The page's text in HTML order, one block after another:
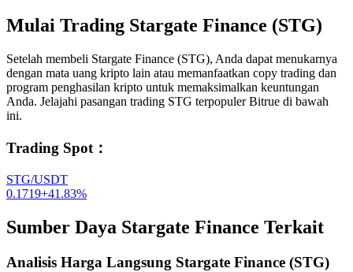
Mulai Trading Stargate Finance (STG)
Setelah membeli Stargate Finance (STG), Anda dapat menukarnya
dengan mata uang kripto lain atau memanfaatkan copy trading dan
program penghasilan kripto untuk memaksimalkan keuntungan
Anda. Jelajahi pasangan trading STG terpopuler Bitrue di bawah
ini.
Trading Spot ：
STG/USDT
0.1719+41.83%
Sumber Daya Stargate Finance Terkait
Analisis Harga Langsung Stargate Finance (STG)